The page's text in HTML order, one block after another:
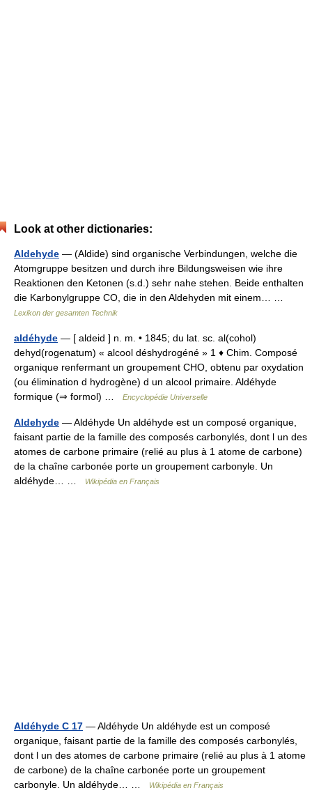
Look at other dictionaries:
Aldehyde — (Aldide) sind organische Verbindungen, welche die
Atomgruppe besitzen und durch ihre Bildungsweisen wie ihre
Reaktionen den Ketonen (s.d.) sehr nahe stehen. Beide enthalten
die Karbonylgruppe CO, die in den Aldehyden mit einem… …
Lexikon der gesamten Technik
aldéhyde — [ aldeid ] n. m. • 1845; du lat. sc. al(cohol)
dehyd(rogenatum) « alcool déshydrogéné » 1 ♦ Chim. Composé
organique renfermant un groupement CHO, obtenu par oxydation
(ou élimination d hydrogène) d un alcool primaire. Aldéhyde
formique (⇒ formol) …
Encyclopédie Universelle
Aldehyde — Aldéhyde Un aldéhyde est un composé organique,
faisant partie de la famille des composés carbonylés, dont l un des
atomes de carbone primaire (relié au plus à 1 atome de carbone)
de la chaîne carbonée porte un groupement carbonyle. Un
aldéhyde… …
Wikipédia en Français
Aldéhyde C 17 — Aldéhyde Un aldéhyde est un composé
organique, faisant partie de la famille des composés carbonylés,
dont l un des atomes de carbone primaire (relié au plus à 1 atome
de carbone) de la chaîne carbonée porte un groupement
carbonyle. Un aldéhyde… …
Wikipédia en Français